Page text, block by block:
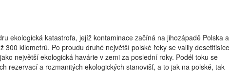
ekologická katastrofa, jejíž kontaminace začíná na jihozápadě Polska a
300 kilometrů. Po proudu druhé největší polské řeky se valily desetitisíce
největší ekologická havárie v zemi za poslední roky. Podél toku se
rezervací a rozmanitých ekologických stanovišť, a to jak na polské, tak